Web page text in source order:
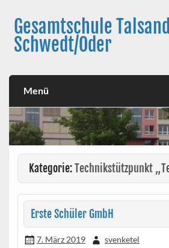
contentGesamtschule
Schwedt/Oder
Menü
Kategorie:Technikstützpunkt
Erste Schüler GmbH
7. März 2019 svenketel